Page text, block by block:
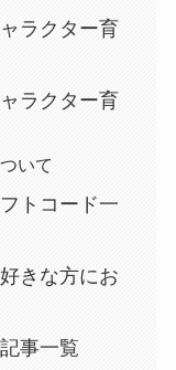
ラクター育
ラクター育
いて
トコード一
きな方にお
事一覧